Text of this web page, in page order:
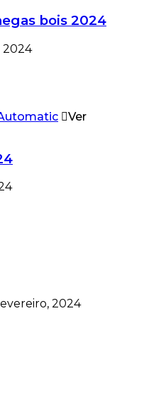
bois 2024
2024
Ver
2024